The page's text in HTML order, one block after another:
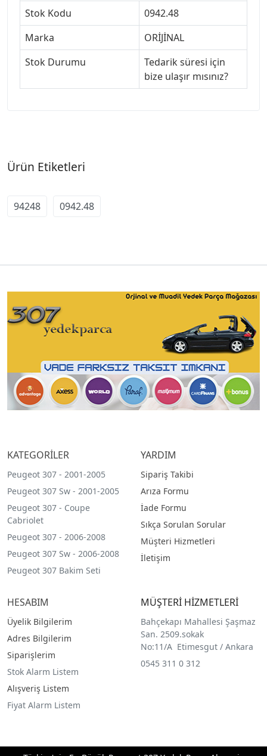
Stok Kodu
0942.48
Marka
ORİJİNAL
Stok Durumu
Tedarik süresi için
bize ulaşır mısınız?
Ürün Etiketleri
94248 0942.48
KATEGORİLER
Peugeot 307 - 2001-2005
Peugeot 307 Sw - 2001-2005
Peugeot 307 - Coupe
Cabriolet
Peugeot 307 - 2006-2008
Peugeot 307 Sw - 2006-2008
Peugeot 307 Bakim Seti
YARDIM
Sipariş Takibi
Arıza Formu
İade Formu
Sıkça Sorulan Sorular
Müşteri Hizmetleri
İletişim
HESABIM
Üyelik Bilgilerim
Adres Bilgilerim
Siparişlerim
Stok Alarm Listem
Alışveriş Listem
Fiyat Alarm Listem
MÜŞTERİ HİZMETLERİ
Bahçekapı Mahallesi Şaşmaz
San. 2509.sokak
No:11/A Etimesgut / Ankara
0545 311 0 312